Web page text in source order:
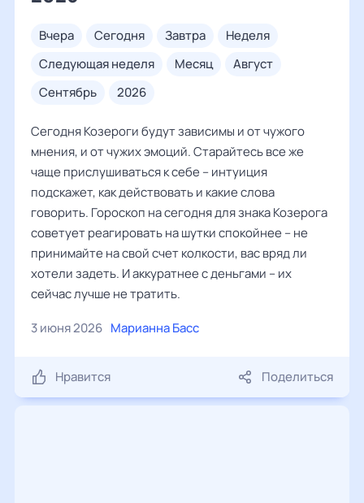
вчера сегодня завтра
неделя
следующая неделя
месяц
август
сентябрь
2026
Сегодня Козероги будут зависимы и от чужого
мнения, и от чужих эмоций. Старайтесь все же
чаще прислушиваться к себе – интуиция
подскажет, как действовать и какие слова
говорить. Гороскоп на сегодня для знака Козерога
советует реагировать на шутки спокойнее – не
принимайте на свой счет колкости, вас вряд ли
хотели задеть. И аккуратнее с деньгами – их
сейчас лучше не тратить.
3 июня 2026 Марианна Басс
Нравится Поделиться